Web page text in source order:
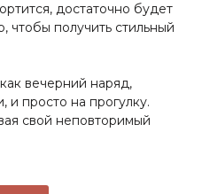
достаточно будет
чтобы получить стильный
вечерний наряд,
и просто на прогулку.
свой неповторимый